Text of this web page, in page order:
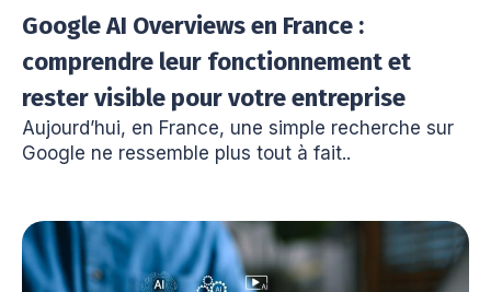
Google AI Overviews en France :
comprendre leur fonctionnement et
rester visible pour votre entreprise
Aujourd’hui, en France, une simple recherche sur
Google ne ressemble plus tout à fait..